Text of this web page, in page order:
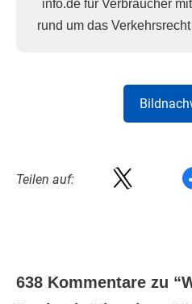
info.de für Verbraucher
rund um das
Teilen auf:
638 Kommentare zu “